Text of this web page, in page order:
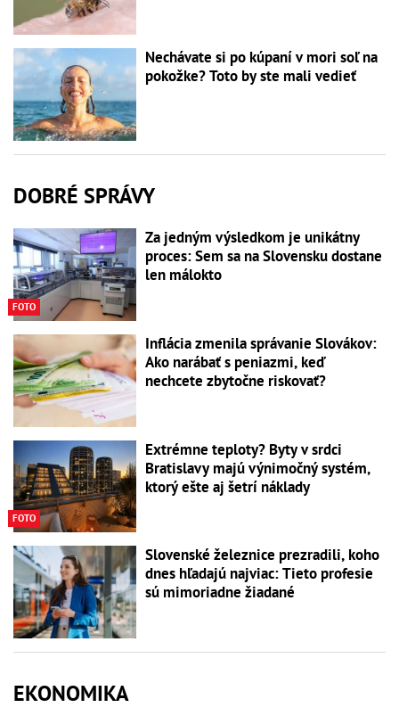
Nechávate si po kúpaní v mori soľ na
pokožke? Toto by ste mali vedieť
DOBRÉ SPRÁVY
FOTO
Za jedným výsledkom je unikátny
proces: Sem sa na Slovensku dostane
len málokto
Inflácia zmenila správanie Slovákov:
Ako narábať s peniazmi, keď
nechcete zbytočne riskovať?
FOTO
Extrémne teploty? Byty v srdci
Bratislavy majú výnimočný systém,
ktorý ešte aj šetrí náklady
Slovenské železnice prezradili, koho
dnes hľadajú najviac: Tieto profesie
sú mimoriadne žiadané
EKONOMIKA